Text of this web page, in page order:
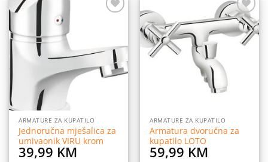
želja
ARMATURE ZA KUPATILO
Jednoručna mješalica za
umivaonik VIRU krom
39,99 KM
Dodaj
na
listu
želja
ARMATURE ZA KUPATILO
Armatura dvoručna za
kupatilo LOTO
59,99 KM